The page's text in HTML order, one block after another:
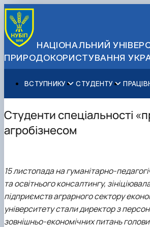
НАЦІОНАЛЬНИЙ
ПРИРОДОКОРИСТУВАННЯ
ВСТУПНИКУ
Вступ до НУБіП України 2026
Приймальна комісія
Правила прийому
Для осіб з тимчасово
Для іноземців / For foreigners
Військова освіта
СТУДЕНТУ
Навчання
Додаткова освіта
Позанавчальна діяльність
Студентське самоврядування
Освітній процес
Міжнародна діяльність
Довідкова інформація
Профспілкова організація
Наукова діяльність
Аспіранту / Докторанту
Захисти дисертацій
Законодавче та нормативне
Наукові видання
Наука для бізнесу
Управління і самоврядування
Загальна інформація
Офіційні документи
Стратегія розвитку на період
Офіційна символіка
Антикорупційні заходи
Гендерна радниця
Контактна інформація
Студенти спеціальності
агробізнесом
15 листопада на гуманітарно-
та освітнього консалтингу,
підприємств аграрного сектору
університету стали директор з
зовнішньо-економічних питань